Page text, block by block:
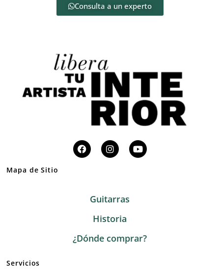
Consulta a un experto
Mapa de Sitio
Guitarras
Historia
¿Dónde comprar?
Servicios